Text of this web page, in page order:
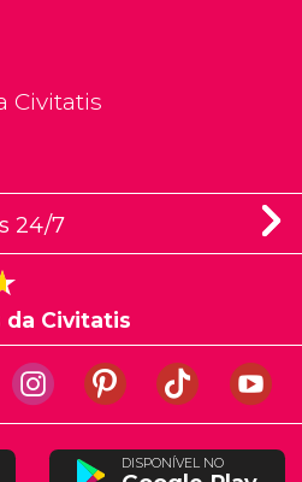
Civitatis
24/7
da Civitatis
DISPONÍVEL NO